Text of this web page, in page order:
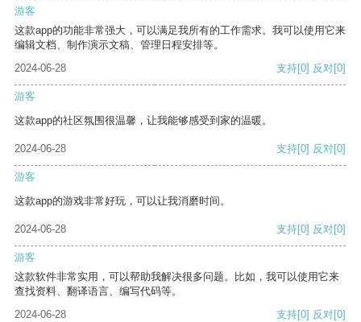
游客
这款app的功能非常强大，可以满足我所有的工作需求。我可以使用它来
编辑文档、制作演示文稿、管理日程安排等。
2024-06-28
支持[0] 反对[0]
游客
这款app的社区氛围很温馨，让我能够感受到家的温暖。
2024-06-28 支持[0] 反对[0]
游客
这款app的游戏非常好玩，可以让我消磨时间。
2024-06-28 支持[0] 反对[0]
游客
这款软件非常实用，可以帮助我解决很多问题。比如，我可以使用它来
查找资料、翻译语言、编写代码等。
2024-06-28
支持[0] 反对[0]